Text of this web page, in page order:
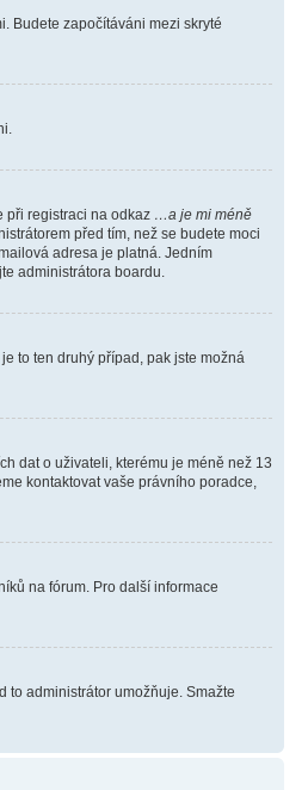
Budete započítáváni mezi skryté
při registraci na odkaz …a je mi méně
před tím, než se budete moci
adresa je platná. Jedním
administrátora boardu.
to ten druhý případ, pak jste možná
dat o uživateli, kterému je méně než 13
kontaktovat vaše právního poradce,
na fórum. Pro další informace
to administrátor umožňuje. Smažte